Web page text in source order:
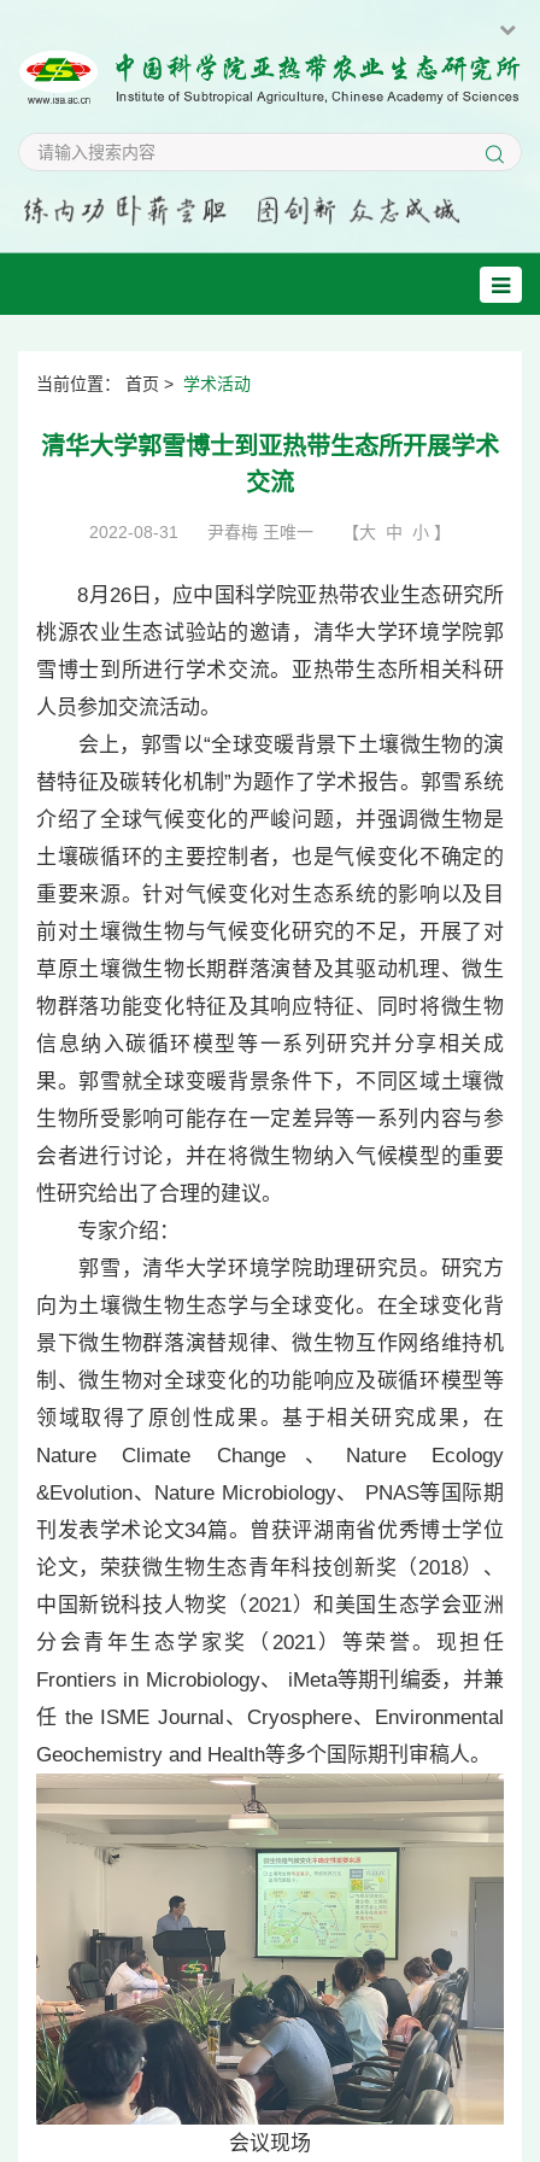
当前位置： 首页 > 学术活动
清华大学郭雪博士到亚热带生态所开展学术
交流
2022-08-31 尹春梅 王唯一 【大 中 小 】
8月26日，应中国科学院亚热带农业生态研究所
桃源农业生态试验站的邀请，清华大学环境学院郭
雪博士到所进行学术交流。亚热带生态所相关科研
人员参加交流活动。
会上，郭雪以“全球变暖背景下土壤微生物的演
替特征及碳转化机制”为题作了学术报告。郭雪系统
介绍了全球气候变化的严峻问题，并强调微生物是
土壤碳循环的主要控制者，也是气候变化不确定的
重要来源。针对气候变化对生态系统的影响以及目
前对土壤微生物与气候变化研究的不足，开展了对
草原土壤微生物长期群落演替及其驱动机理、微生
物群落功能变化特征及其响应特征、同时将微生物
信息纳入碳循环模型等一系列研究并分享相关成
果。郭雪就全球变暖背景条件下，不同区域土壤微
生物所受影响可能存在一定差异等一系列内容与参
会者进行讨论，并在将微生物纳入气候模型的重要
性研究给出了合理的建议。
专家介绍：
郭雪，清华大学环境学院助理研究员。研究方
向为土壤微生物生态学与全球变化。在全球变化背
景下微生物群落演替规律、微生物互作网络维持机
制、微生物对全球变化的功能响应及碳循环模型等
领域取得了原创性成果。基于相关研究成果，在
Nature Climate Change、Nature Ecology
&Evolution、Nature Microbiology、 PNAS等国际期
刊发表学术论文34篇。曾获评湖南省优秀博士学位
论文，荣获微生物生态青年科技创新奖（2018）、
中国新锐科技人物奖（2021）和美国生态学会亚洲
分会青年生态学家奖（2021）等荣誉。现担任
Frontiers in Microbiology、 iMeta等期刊编委，并兼
任 the ISME Journal、Cryosphere、Environmental
Geochemistry and Health等多个国际期刊审稿人。
会议现场